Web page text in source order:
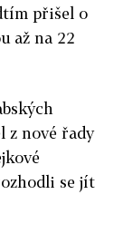
přišel o
až na 22
z nové řady
se jít